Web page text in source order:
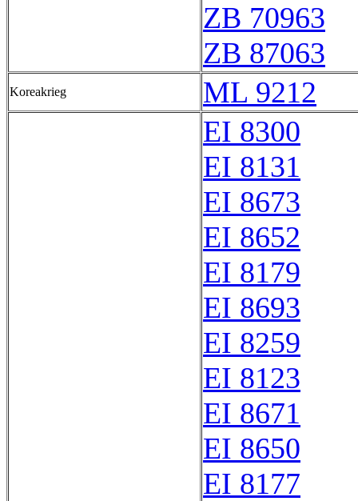
ZB 70963
ZB 87063
Koreakrieg ML 9212
EI 8300
EI 8131
EI 8673
EI 8652
EI 8179
EI 8693
EI 8259
EI 8123
EI 8671
EI 8650
EI 8177